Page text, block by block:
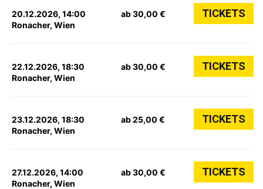
20.12.2026, 14:00
Ronacher, Wien
ab 30,00 € TICKETS
22.12.2026, 18:30
Ronacher, Wien
ab 30,00 € TICKETS
23.12.2026, 18:30
Ronacher, Wien
ab 25,00 € TICKETS
27.12.2026, 14:00
Ronacher, Wien
ab 30,00 € TICKETS